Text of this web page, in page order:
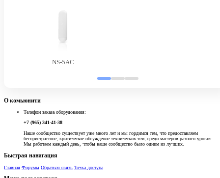
NS-5AC
О комьюнити
Телефон заказа оборудования:
+7 (965) 341-41-38
Наше сообщество существует уже много лет и мы гордимся тем, что предоставляем
беспристрастное, критическое обсуждение технических тем, среди мастеров разного уровня.
Мы работаем каждый день, чтобы наше сообщество было одним из лучших.
Быстрая навигация
Главная Форумы Обратная связь Точка доступа